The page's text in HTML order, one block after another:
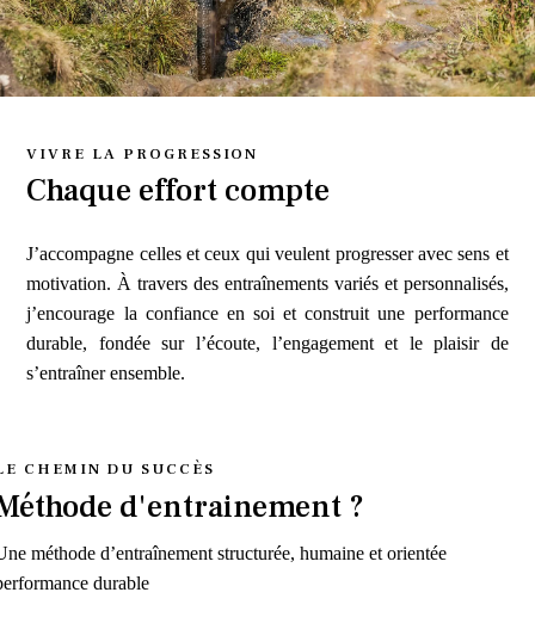
VIVRE LA PROGRESSION
Chaque effort compte
J’accompagne celles et ceux qui veulent progresser avec sens et
motivation. À travers des entraînements variés et personnalisés,
j’encourage la confiance en soi et construit une performance
durable, fondée sur l’écoute, l’engagement et le plaisir de
s’entraîner ensemble.
CHEMIN DU SUCCÈS
d'entrainement ?
méthode d’entraînement structurée, humaine et orientée
durable